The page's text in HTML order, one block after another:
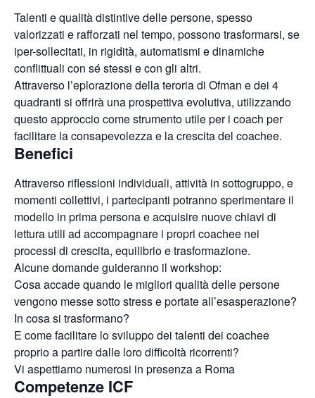
Talenti e qualità distintive delle persone, spesso
valorizzati e rafforzati nel tempo, possono trasformarsi, se
iper-sollecitati, in rigidità, automatismi e dinamiche
conflittuali con sé stessi e con gli altri.
Attraverso l’eplorazione della teroria di Ofman e dei 4
quadranti si offrirà una prospettiva evolutiva, utilizzando
questo approccio come strumento utile per i coach per
facilitare la consapevolezza e la crescita del coachee.
Benefici
Attraverso riflessioni individuali, attività in sottogruppo, e
momenti collettivi, i partecipanti potranno sperimentare il
modello in prima persona e acquisire nuove chiavi di
lettura utili ad accompagnare i propri coachee nei
processi di crescita, equilibrio e trasformazione.
Alcune domande guideranno il workshop:
Cosa accade quando le migliori qualità delle persone
vengono messe sotto stress e portate all’esasperazione?
In cosa si trasformano?
E come facilitare lo sviluppo dei talenti dei coachee
proprio a partire dalle loro difficoltà ricorrenti?
Vi aspettiamo numerosi in presenza a Roma
Competenze ICF